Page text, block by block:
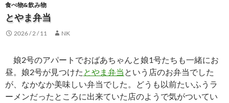
ン
ツ
へ
ス
プ
食べ物&飲み物
とやま弁当
2026 / 2 / 11 NK
娘2号のアパートでおばあちゃんと娘1号たちも一緒にお
昼。娘2号が見つけた とやま弁当 という店のお弁当でした
が、なかなか美味しい弁当でした。どうも以前たいふうラ
ーメンだったところに出来ていた店のようで気がついてい